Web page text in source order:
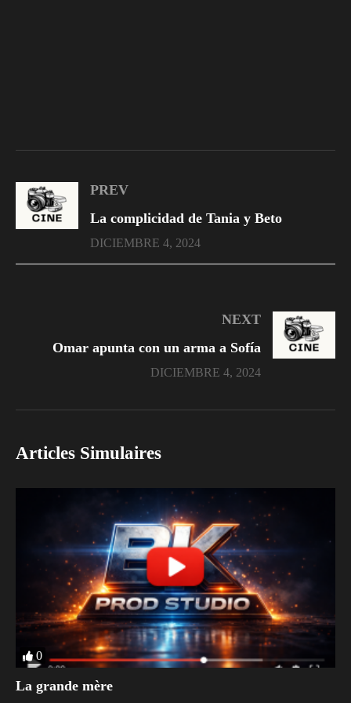
PREV
La complicidad de Tania y Beto
DICIEMBRE 4, 2024
NEXT
Omar apunta con un arma a Sofía
DICIEMBRE 4, 2024
Articles Simulaires
0
La grande mère